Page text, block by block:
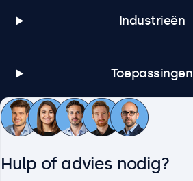
Industrieën
Toepassingen
Klantenservice
Hulp of advies nodig?